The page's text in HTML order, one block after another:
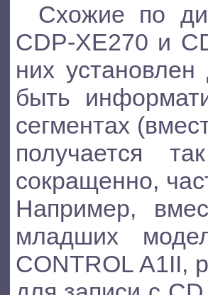
Схожие по
CDP-XE270 и
них
быть
сегментах
получается
сокращенно,
Например,
младших
CONTROL A1II,